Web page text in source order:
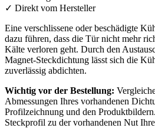
✓ Direkt vom Hersteller
Eine verschlissene oder beschädigte
dazu führen, dass die Tür nicht mehr
Kälte verloren geht. Durch den
Magnet-Steckdichtung lässt sich die
zuverlässig abdichten.
Wichtig vor der Bestellung:
Abmessungen Ihres vorhandenen
Profilzeichnung und den
Steckprofil zu der vorhandenen Nut